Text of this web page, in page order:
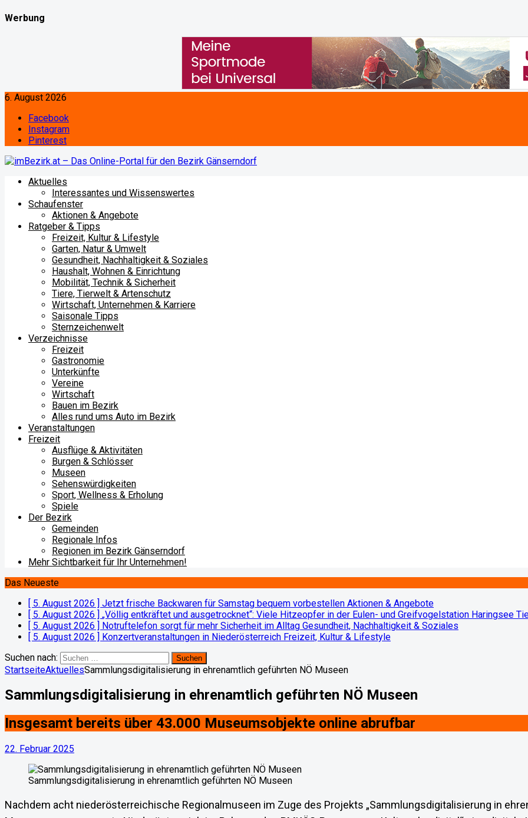
Werbung
6. August 2026
Facebook
Instagram
Pinterest
Aktuelles
Interessantes und Wissenswertes
Schaufenster
Aktionen & Angebote
Ratgeber & Tipps
Freizeit, Kultur & Lifestyle
Garten, Natur & Umwelt
Gesundheit, Nachhaltigkeit & Soziales
Haushalt, Wohnen & Einrichtung
Mobilität, Technik & Sicherheit
Tiere, Tierwelt & Artenschutz
Wirtschaft, Unternehmen & Karriere
Saisonale Tipps
Sternzeichenwelt
Verzeichnisse
Freizeit
Gastronomie
Unterkünfte
Vereine
Wirtschaft
Bauen im Bezirk
Alles rund ums Auto im Bezirk
Veranstaltungen
Freizeit
Ausflüge & Aktivitäten
Burgen & Schlösser
Museen
Sehenswürdigkeiten
Sport, Wellness & Erholung
Spiele
Der Bezirk
Gemeinden
Regionale Infos
Regionen im Bezirk Gänserndorf
Mehr Sichtbarkeit für Ihr Unternehmen!
Das Neueste
[ 5. August 2026 ] Jetzt frische Backwaren für Samstag bequem vorbestellen Aktionen & Angebote
[ 5. August 2026 ] „Völlig entkräftet und ausgetrocknet“: Viele Hitzeopfer in der Eulen- und Greifvogelstation Haringsee
[ 5. August 2026 ] Notruftelefon sorgt für mehr Sicherheit im Alltag Gesundheit, Nachhaltigkeit & Soziales
[ 5. August 2026 ] Konzertveranstaltungen in Niederösterreich Freizeit, Kultur & Lifestyle
Suchen nach:
StartseiteAktuellesSammlungsdigitalisierung in ehrenamtlich geführten NÖ Museen
Sammlungsdigitalisierung in ehrenamtlich geführten NÖ Museen
Insgesamt bereits über 43.000 Museumsobjekte online abrufbar
22. Februar 2025
Sammlungsdigitalisierung in ehrenamtlich geführten NÖ Museen
Nachdem acht niederösterreichische Regionalmuseen im Zuge des Projekts „Sammlungsdigitalisierung in